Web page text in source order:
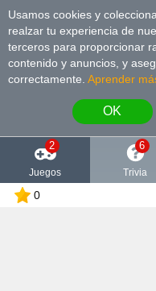
Usamos cookies y
realzar tu experiencia de
terceros para proporcionar
contenido y anuncios, y
correctamente. Aprender
OK
2
Juegos
6
Trivia
0